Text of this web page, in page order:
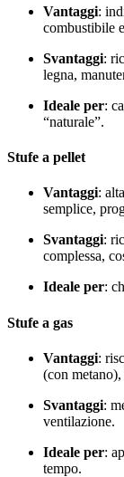
Vantaggi:
combustibile
Svantaggi:
legna,
Ideale per:
“naturale”.
Stufe a pellet
Vantaggi:
semplice,
Svantaggi:
complessa,
Ideale per:
Stufe a gas
Vantaggi:
(con
Svantaggi:
ventilazione.
Ideale per:
tempo.